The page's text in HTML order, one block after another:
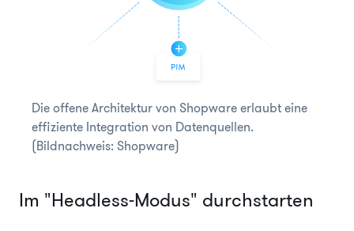
Die offene Architektur von Shopware erlaubt eine
effiziente Integration von Datenquellen.
(Bildnachweis: Shopware)
Im "Headless-Modus" durchstarten